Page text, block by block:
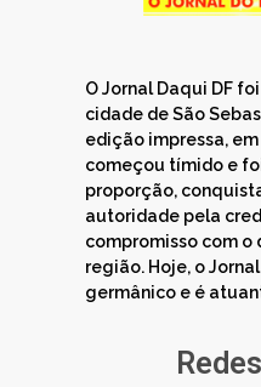
O Jornal Daqui DF
cidade de São
edição impressa,
começou tímido e
proporção,
autoridade pela
compromisso com o
região. Hoje, o
germânico e é